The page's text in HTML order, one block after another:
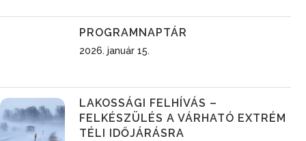
PROGRAMNAPTÁR
2026. január 15.
LAKOSSÁGI FELHÍVÁS –
FELKÉSZÜLÉS A VÁRHATÓ EXTRÉM
TÉLI IDŐJÁRÁSRA